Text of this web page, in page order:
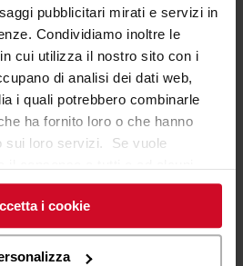
pubblicitari mirati e servizi in
Condividiamo inoltre le
cui utilizza il nostro sito con i
di analisi dei dati web,
i quali potrebbero combinarle
ha fornito loro o che hanno
sui loro servizi. Se vuole
può essere espresso
i cookie”. Se non vuole i
negare il consenso sul tasto
i cookie
è presentel'intera gamma
e Filomarket.
FORMATO PDF